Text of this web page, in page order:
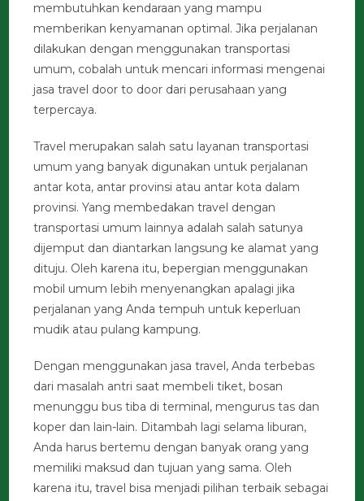
membutuhkan kendaraan yang mampu
memberikan kenyamanan optimal. Jika perjalanan
dilakukan dengan menggunakan transportasi
umum, cobalah untuk mencari informasi mengenai
jasa travel door to door dari perusahaan yang
terpercaya.
Travel merupakan salah satu layanan transportasi
umum yang banyak digunakan untuk perjalanan
antar kota, antar provinsi atau antar kota dalam
provinsi. Yang membedakan travel dengan
transportasi umum lainnya adalah salah satunya
dijemput dan diantarkan langsung ke alamat yang
dituju. Oleh karena itu, bepergian menggunakan
mobil umum lebih menyenangkan apalagi jika
perjalanan yang Anda tempuh untuk keperluan
mudik atau pulang kampung.
Dengan menggunakan jasa travel, Anda terbebas
dari masalah antri saat membeli tiket, bosan
menunggu bus tiba di terminal, mengurus tas dan
koper dan lain-lain. Ditambah lagi selama liburan,
Anda harus bertemu dengan banyak orang yang
memiliki maksud dan tujuan yang sama. Oleh
karena itu, travel bisa menjadi pilihan terbaik sebagai